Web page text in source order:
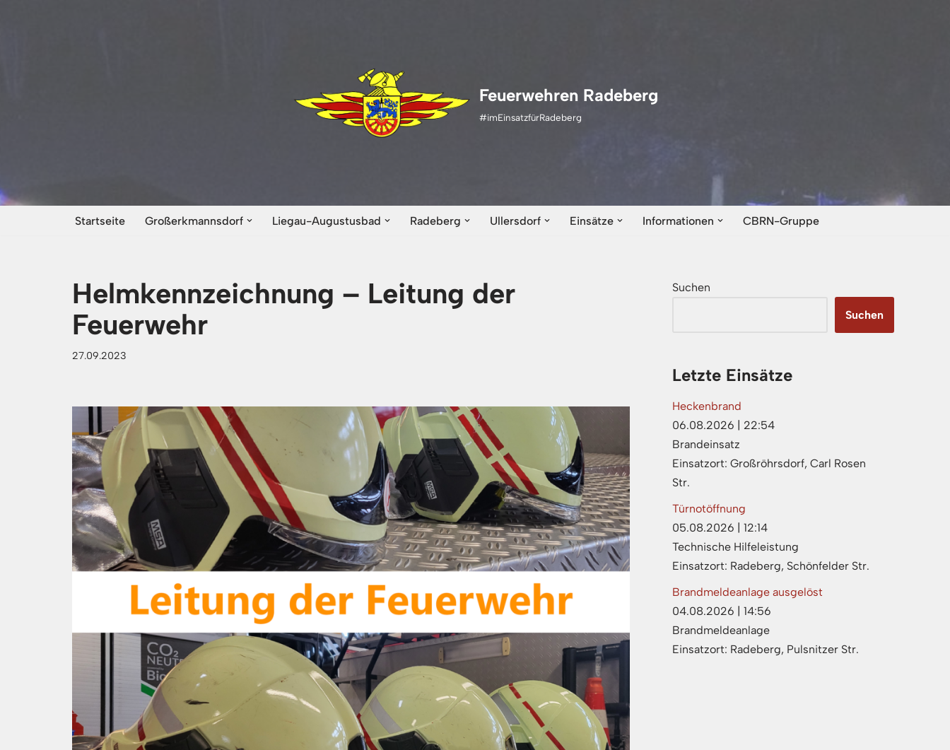
Feuerwehren Radeberg
#imEinsatzfürRadeberg
Startseite Großerkmannsdorf Liegau-Augustusbad Radeberg Ullersdorf Einsätze Informationen CBRN-Gruppe
Helmkennzeichnung – Leitung der
Feuerwehr​
27.09.2023
Suchen
Suchen
Letzte Einsätze
Heckenbrand
06.08.2026 | 22:54
Brandeinsatz
Einsatzort: Großröhrsdorf, Carl Rosen
Str.
Türnotöffnung
05.08.2026 | 12:14
Technische Hilfeleistung
Einsatzort: Radeberg, Schönfelder Str.
Brandmeldeanlage ausgelöst
04.08.2026 | 14:56
Brandmeldeanlage
Einsatzort: Radeberg, Pulsnitzer Str.